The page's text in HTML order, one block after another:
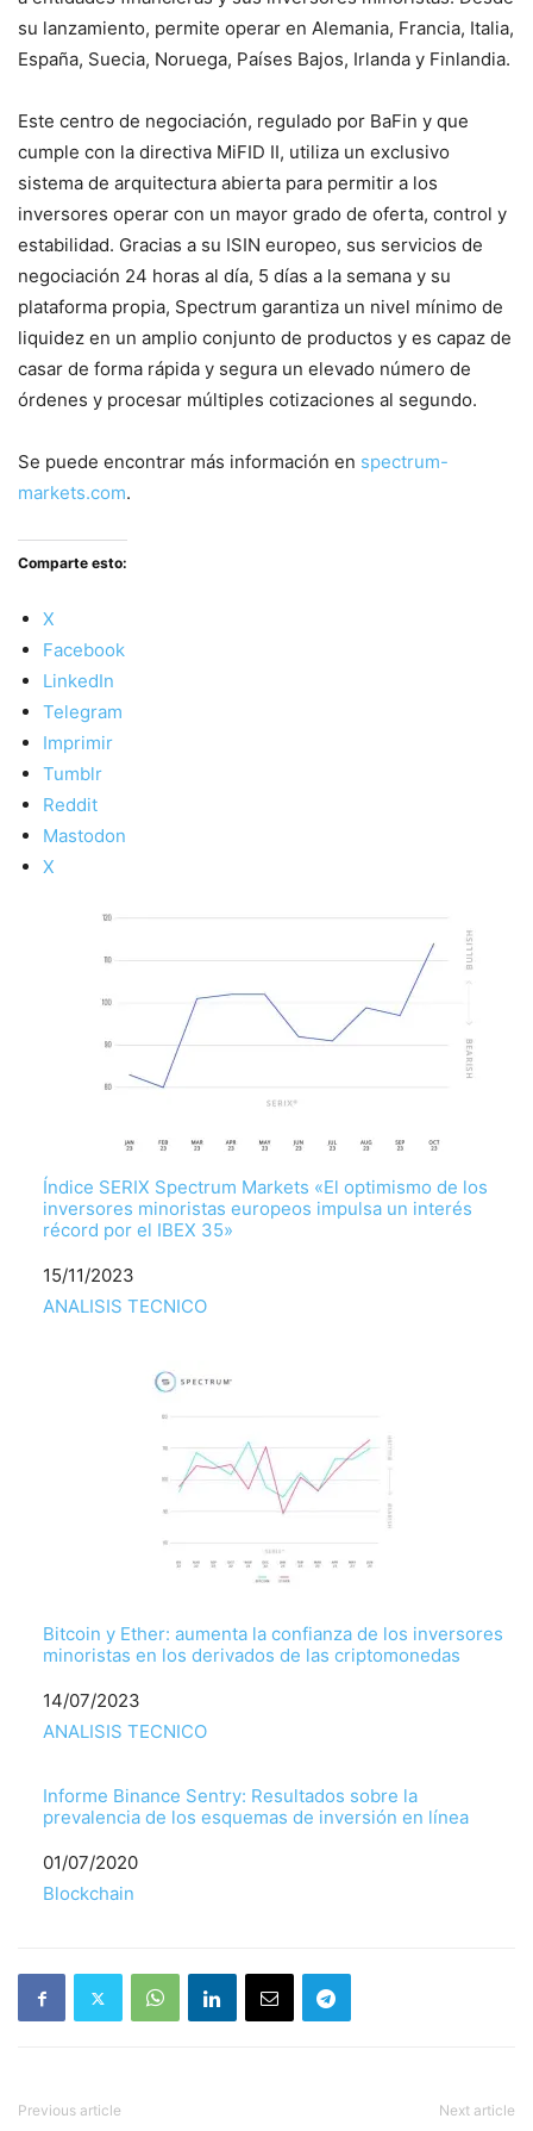
su lanzamiento, permite operar en Alemania, Francia, Italia,
España, Suecia, Noruega, Países Bajos, Irlanda y Finlandia.
Este centro de negociación, regulado por BaFin y que
cumple con la directiva MiFID II, utiliza un exclusivo
sistema de arquitectura abierta para permitir a los
inversores operar con un mayor grado de oferta, control y
estabilidad. Gracias a su ISIN europeo, sus servicios de
negociación 24 horas al día, 5 días a la semana y su
plataforma propia, Spectrum garantiza un nivel mínimo de
liquidez en un amplio conjunto de productos y es capaz de
casar de forma rápida y segura un elevado número de
órdenes y procesar múltiples cotizaciones al segundo.
Se puede encontrar más información en spectrum-
markets.com.
Comparte esto:
X
Facebook
LinkedIn
Telegram
Imprimir
Tumblr
Reddit
Mastodon
X
Índice SERIX Spectrum Markets «El optimismo de los
inversores minoristas europeos impulsa un interés
récord por el IBEX 35»
Fecha
15/11/2023
Respecto a
ANALISIS TECNICO
Bitcoin y Ether: aumenta la confianza de los inversores
minoristas en los derivados de las criptomonedas
Fecha
14/07/2023
Respecto a
ANALISIS TECNICO
Informe Binance Sentry: Resultados sobre la
prevalencia de los esquemas de inversión en línea
Fecha
01/07/2020
Respecto a
Blockchain
Previous article Next article